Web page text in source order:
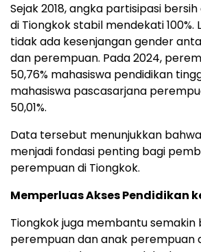
Sejak 2018, angka partisipasi
di Tiongkok stabil mendekati 100%.
tidak ada kesenjangan gender
dan perempuan. Pada 2024,
50,76% mahasiswa pendidikan
mahasiswa pascasarjana
50,01%.
Data tersebut menunjukkan
menjadi fondasi penting bagi
perempuan di Tiongkok.
Memperluas Akses Pendidikan
Tiongkok juga membantu semakin
perempuan dan anak perempuan